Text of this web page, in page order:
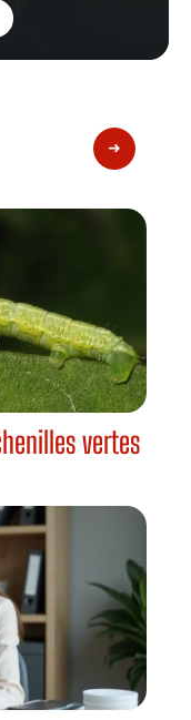
vertes